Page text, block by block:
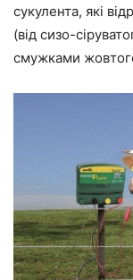
сукулента, які
(від сизо-
смужками